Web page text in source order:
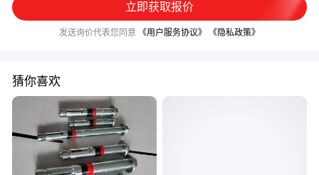
立即获取报价
发送询价代表您同意 《用户服务协议》 《隐私政策》
猜你喜欢